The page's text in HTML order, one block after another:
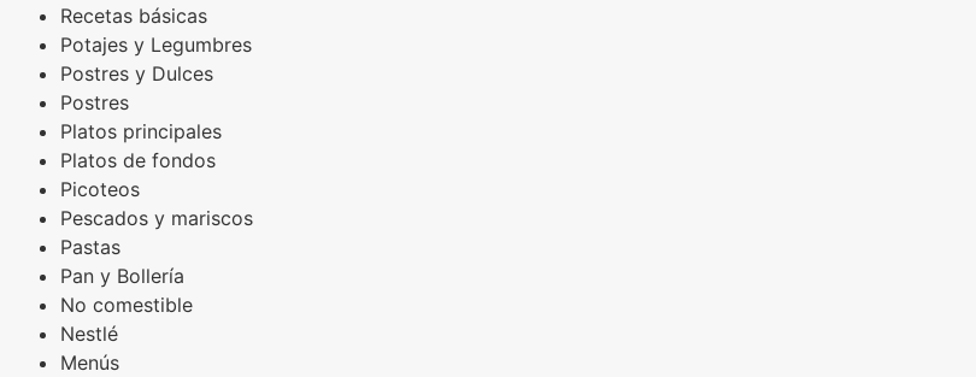
Recetas básicas
Potajes y Legumbres
Postres y Dulces
Postres
Platos principales
Platos de fondos
Picoteos
Pescados y mariscos
Pastas
Pan y Bollería
No comestible
Nestlé
Menús